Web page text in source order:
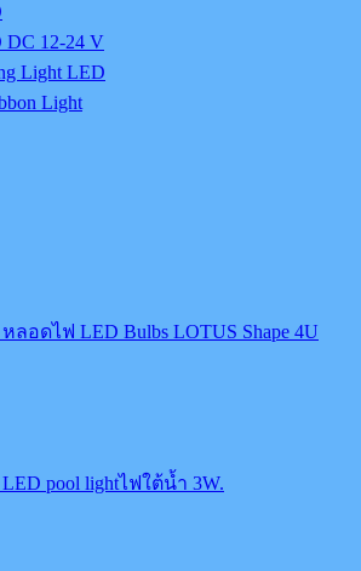
12-24 V
Light LED
Light
หลอดไฟ LED Bulbs LOTUS Shape 4U
LED pool lightไฟใต้น้ำ 3W.